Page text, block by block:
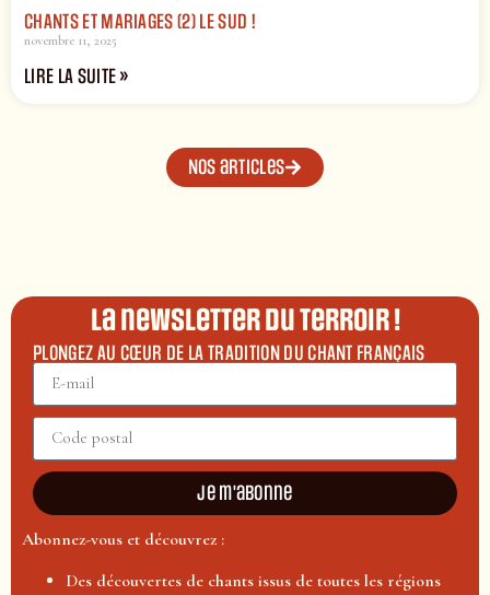
CHANTS ET MARIAGES (2) LE SUD !
novembre 11, 2025
LIRE LA SUITE »
Nos articles
La newsletter du terroir !
PLONGEZ AU CŒUR DE LA TRADITION DU CHANT FRANÇAIS
Je m'abonne
Abonnez-vous et découvrez :
Des découvertes de chants issus de toutes les régions